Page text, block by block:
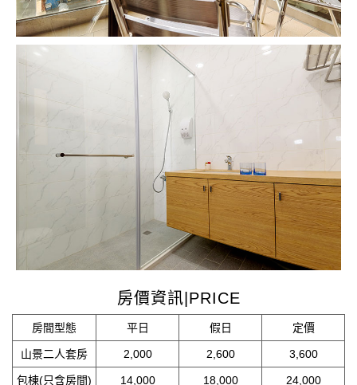
房價資訊|PRICE
房間型態 平日 假日 定價
山景二人套房 2,000 2,600 3,600
包棟(只含房間) 14,000 18,000 24,000